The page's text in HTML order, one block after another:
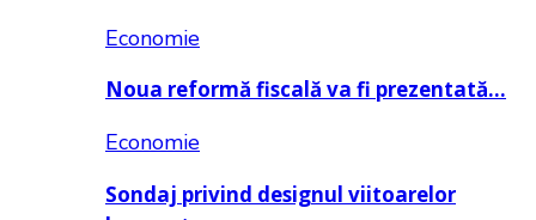
Economie
Noua reformă fiscală va fi prezentată…
Economie
Sondaj privind designul viitoarelor